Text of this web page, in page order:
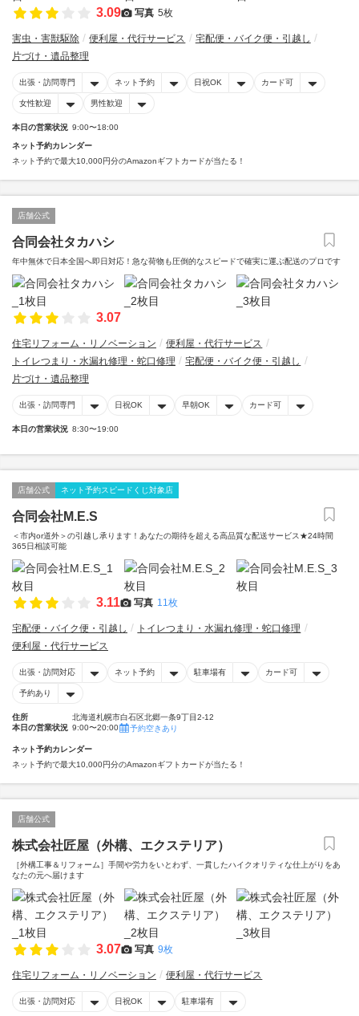
3.09 写真 5枚
害虫・害獣駆除 便利屋・代行サービス
宅配便・バイク便・引越し
片づけ・遺品整理
出張・訪問専門 ネット予約 日祝OK カード可
女性歓迎 男性歓迎
本日の営業状況 9:00〜18:00
ネット予約カレンダー
ネット予約で最大10,000円分のAmazonギフトカードが当たる！
店舗公式
合同会社タカハシ
年中無休で日本全国へ即日対応！急な荷物も圧倒的なスピードで確実に運ぶ配送のプロです
3.07
住宅リフォーム・リノベーション
便利屋・代行サービス
トイレつまり・水漏れ修理・蛇口修理
宅配便・バイク便・引越し
片づけ・遺品整理
出張・訪問専門 日祝OK 早朝OK カード可
本日の営業状況 8:30〜19:00
店舗公式 ネット予約スピードくじ対象店
合同会社M.E.S
＜市内or道外＞の引越し承ります！あなたの期待を超える高品質な配送サービス★24時間
365日相談可能
3.11 写真 11枚
宅配便・バイク便・引越し
トイレつまり・水漏れ修理・蛇口修理
便利屋・代行サービス
出張・訪問対応 ネット予約 駐車場有 カード可
予約あり
住所
北海道札幌市白石区北郷一条9丁目2-12
本日の営業状況 9:00〜20:00 予約空きあり
ネット予約カレンダー
ネット予約で最大10,000円分のAmazonギフトカードが当たる！
店舗公式
株式会社匠屋（外構、エクステリア）
［外構工事＆リフォーム］手間や労力をいとわず、一貫したハイクオリティな仕上がりをあ
なたの元へ届けます
3.07 写真 9枚
住宅リフォーム・リノベーション 便利屋・代行サービス
出張・訪問対応 日祝OK 駐車場有